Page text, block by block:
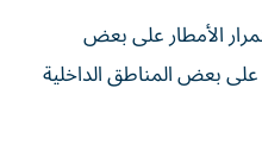
الأمطار على بعض
على بعض المناطق الداخلية